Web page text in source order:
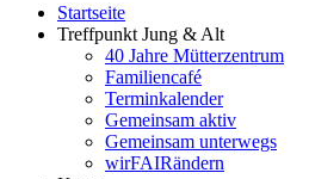
Startseite
Treffpunkt Jung & Alt
40 Jahre Mütterzentrum
Familiencafé
Terminkalender
Gemeinsam aktiv
Gemeinsam unterwegs
wirFAIRändern